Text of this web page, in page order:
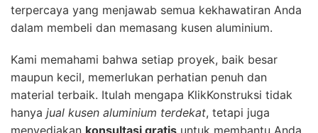
terpercaya yang menjawab semua kekhawatiran Anda
dalam membeli dan memasang kusen aluminium.
Kami memahami bahwa setiap proyek, baik besar
maupun kecil, memerlukan perhatian penuh dan
material terbaik. Itulah mengapa KlikKonstruksi tidak
hanya jual kusen aluminium terdekat, tetapi juga
menyediakan konsultasi gratis untuk membantu Anda